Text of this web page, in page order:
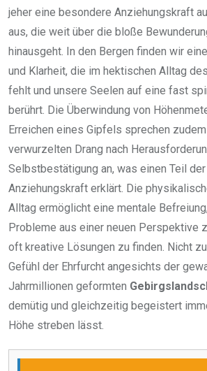
jeher eine besondere Anziehungskraft
aus, die weit über die bloße
hinausgeht. In den Bergen finden wir
und Klarheit, die im hektischen Alltag
fehlt und unsere Seelen auf eine fast
berührt. Die Überwindung von
Erreichen eines Gipfels sprechen
verwurzelten Drang nach
Selbstbestätigung an, was einen Teil
Anziehungskraft erklärt. Die
Alltag ermöglicht eine mentale
Probleme aus einer neuen Perspektive
oft kreative Lösungen zu finden. Nicht
Gefühl der Ehrfurcht angesichts der
Jahrmillionen geformten
demütig und gleichzeitig begeistert
Höhe streben lässt.